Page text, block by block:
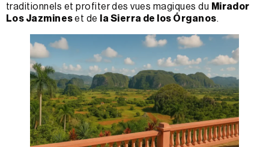
traditionnels et profiter des vues magiques du Mirador
Los Jazmineset de la Sierra de los Órganos.